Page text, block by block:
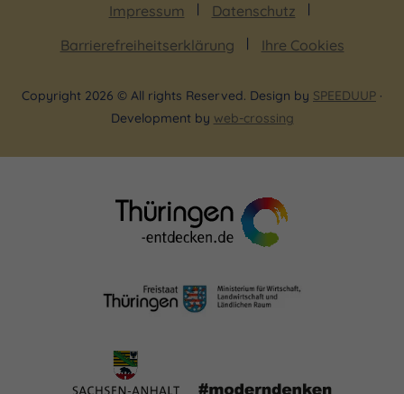
Impressum
Datenschutz
Barrierefreiheitserklärung
Ihre Cookies
Copyright 2026 © All rights Reserved. Design by SPEEDUUP ·
Development by web-crossing